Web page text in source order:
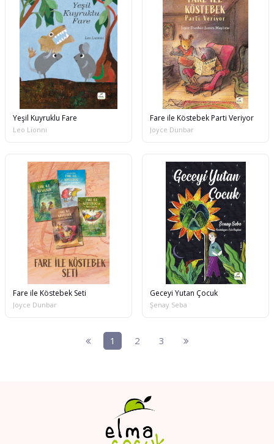
Yeşil Kuyruklu Fare
Leo Lionni
Fare ile Köstebek Parti Veriyor
Joyce Dunbar
Fare ile Köstebek Seti
Joyce Dunbar
Geceyi Yutan Çocuk
Şenay Seba
1 2 3